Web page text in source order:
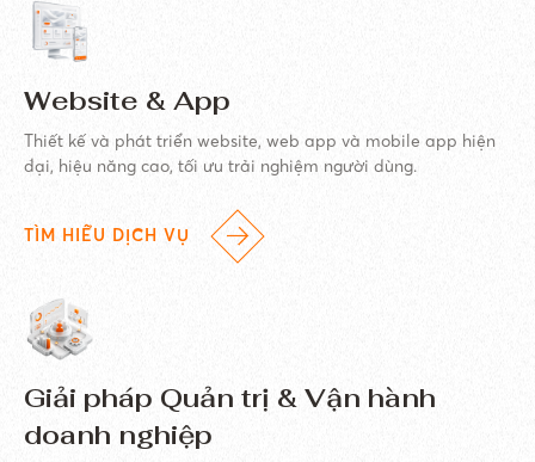
Website & App
Thiết kế và phát triển website, web app và mobile app hiện
đại, hiệu năng cao, tối ưu trải nghiệm người dùng.
TÌM HIỂU DỊCH VỤ
Giải pháp Quản trị & Vận hành
doanh nghiệp